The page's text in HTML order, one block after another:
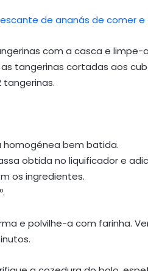
de ananás de comer e
com a casca e limpe-
tangerinas cortadas aos
tangerinas.
homogénea bem batida.
obtida no liquificador e
os ingredientes.
e polvilhe-a com farinha.